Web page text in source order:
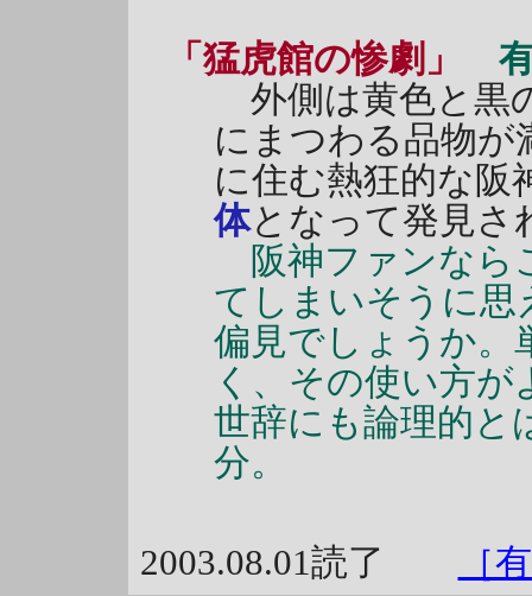
「猛虎館の惨劇」
外側は黄色と黒
にまつわる品物が
に住む熱狂的な阪
体となって発見
阪神ファンなら
てしまいそうに思
偏見でしょうか。
く、その使い方
世辞にも論理的と
分。
2003.08.01読了 ［